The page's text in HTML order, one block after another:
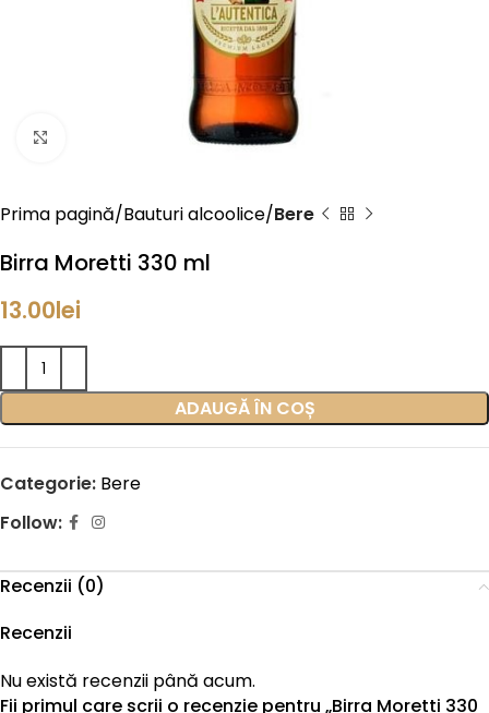
Click to enlarge
Prima pagină Bauturi alcoolice Bere
Birra Moretti 330 ml
13.00lei
ADAUGĂ ÎN COȘ
Categorie: Bere
Follow:
Recenzii (0)
Recenzii
Nu există recenzii până acum.
Fii primul care scrii o recenzie pentru „Birra Moretti 330